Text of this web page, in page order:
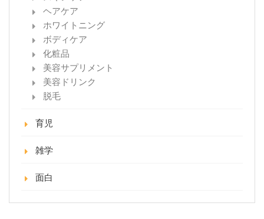
ヘアケア
ホワイトニング
ボディケア
化粧品
美容サプリメント
美容ドリンク
脱毛
育児
雑学
面白